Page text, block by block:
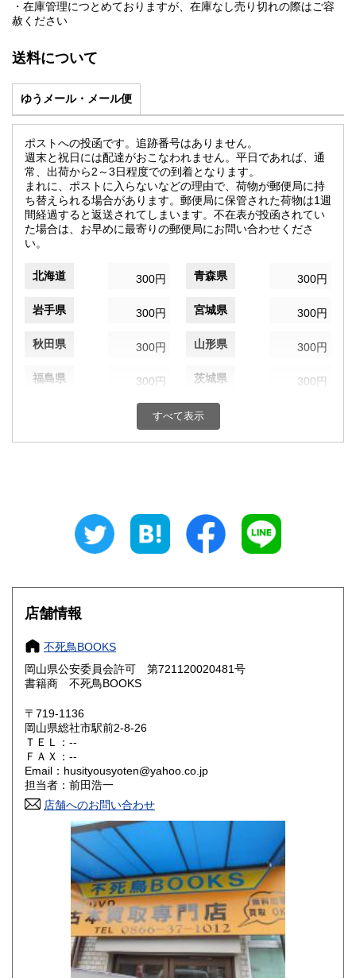
・在庫管理につとめておりますが、在庫なし売り切れの際はご容
赦ください
送料について
ゆうメール・メール便
ポストへの投函です。追跡番号はありません。
週末と祝日には配達がおこなわれません。平日であれば、通
常、出荷から2～3日程度での到着となります。
まれに、ポストに入らないなどの理由で、荷物が郵便局に持
ち替えられる場合があります。郵便局に保管された荷物は1週
間経過すると返送されてしまいます。不在表が投函されてい
た場合は、お早めに最寄りの郵便局にお問い合わせくださ
い。
北海道 300円 青森県 300円
岩手県 300円 宮城県 300円
秋田県 300円 山形県 300円
福島県 300円 茨城県 300円
300円 群馬県
埼玉県 千葉県
300円 富山県
300円 福井県
300円 300円
岐阜県
愛知県
滋賀県 300円
大阪府 300円
奈良県
鳥取県
300円 広島県
300円 徳島県
300円 愛媛県
300円 福岡県
300円 長崎県
すべて表示
店舗情報
不死鳥BOOKS
岡山県公安委員会許可 第721120020481号
書籍商 不死鳥BOOKS
〒719-1136
岡山県総社市駅前2-8-26
ＴＥＬ：--
ＦＡＸ：--
Email：husityousyoten@yahoo.co.jp
担当者：前田浩一
店舗へのお問い合わせ